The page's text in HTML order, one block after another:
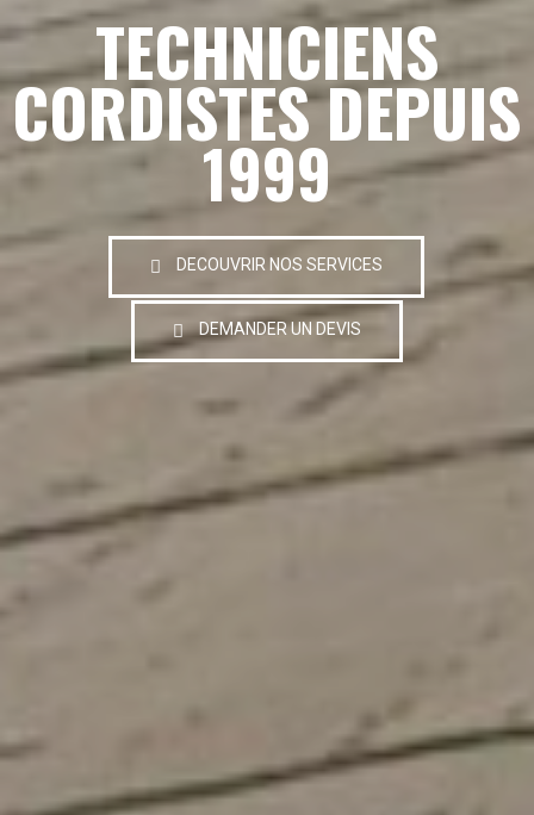
TECHNICIENS
CORDISTES DEPUIS
1999
DECOUVRIR NOS SERVICES
DEMANDER UN DEVIS